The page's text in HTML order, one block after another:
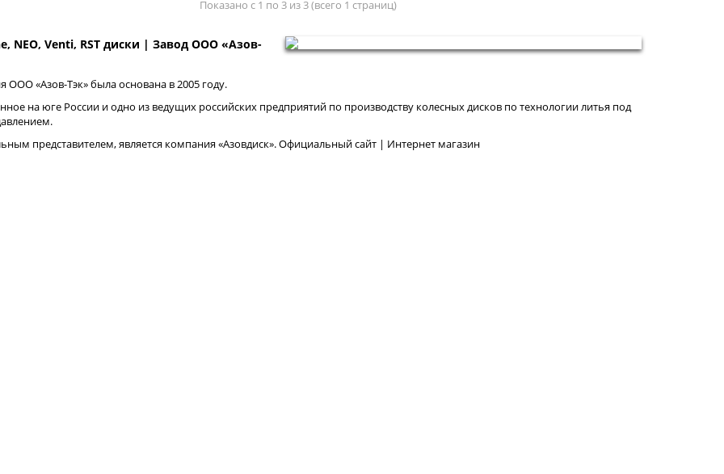
Показано с 1 по 3 из 3 (всего 1 страниц)
NEO, Venti, RST диски | Завод ООО «Азов-
ООО «Азов-Тэк» была основана в 2005 году.
на юге России и одно из ведущих российских предприятий по производству колесных дисков по технологии литья под
представителем, является компания «Азовдиск». Официальный сайт | Интернет магазин